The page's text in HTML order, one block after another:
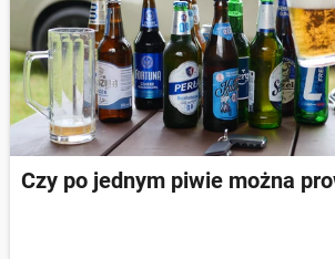
Czy po jednym piwie można